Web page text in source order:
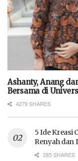
Ashanty, Anang
Bersama di
4279 SHARES
5 Ide Kreasi
Renyah dan
285 SHARES